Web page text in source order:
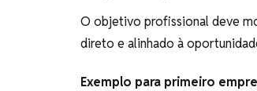
O objetivo profissional deve
direto e alinhado à
Exemplo para primeiro